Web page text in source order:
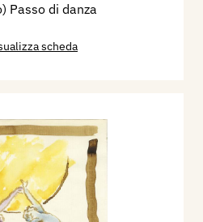
Passo di danza
scheda